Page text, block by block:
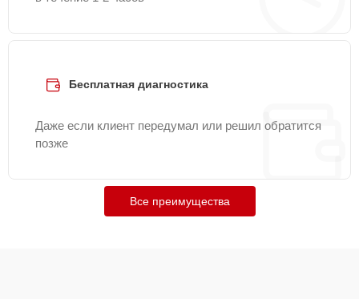
Бесплатная диагностика
Даже если клиент передумал или решил обратится
позже
Все преимущества